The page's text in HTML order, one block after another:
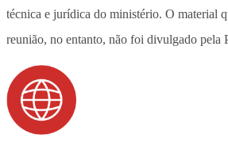
técnica e jurídica do ministério. O material
reunião, no entanto, não foi divulgado pela